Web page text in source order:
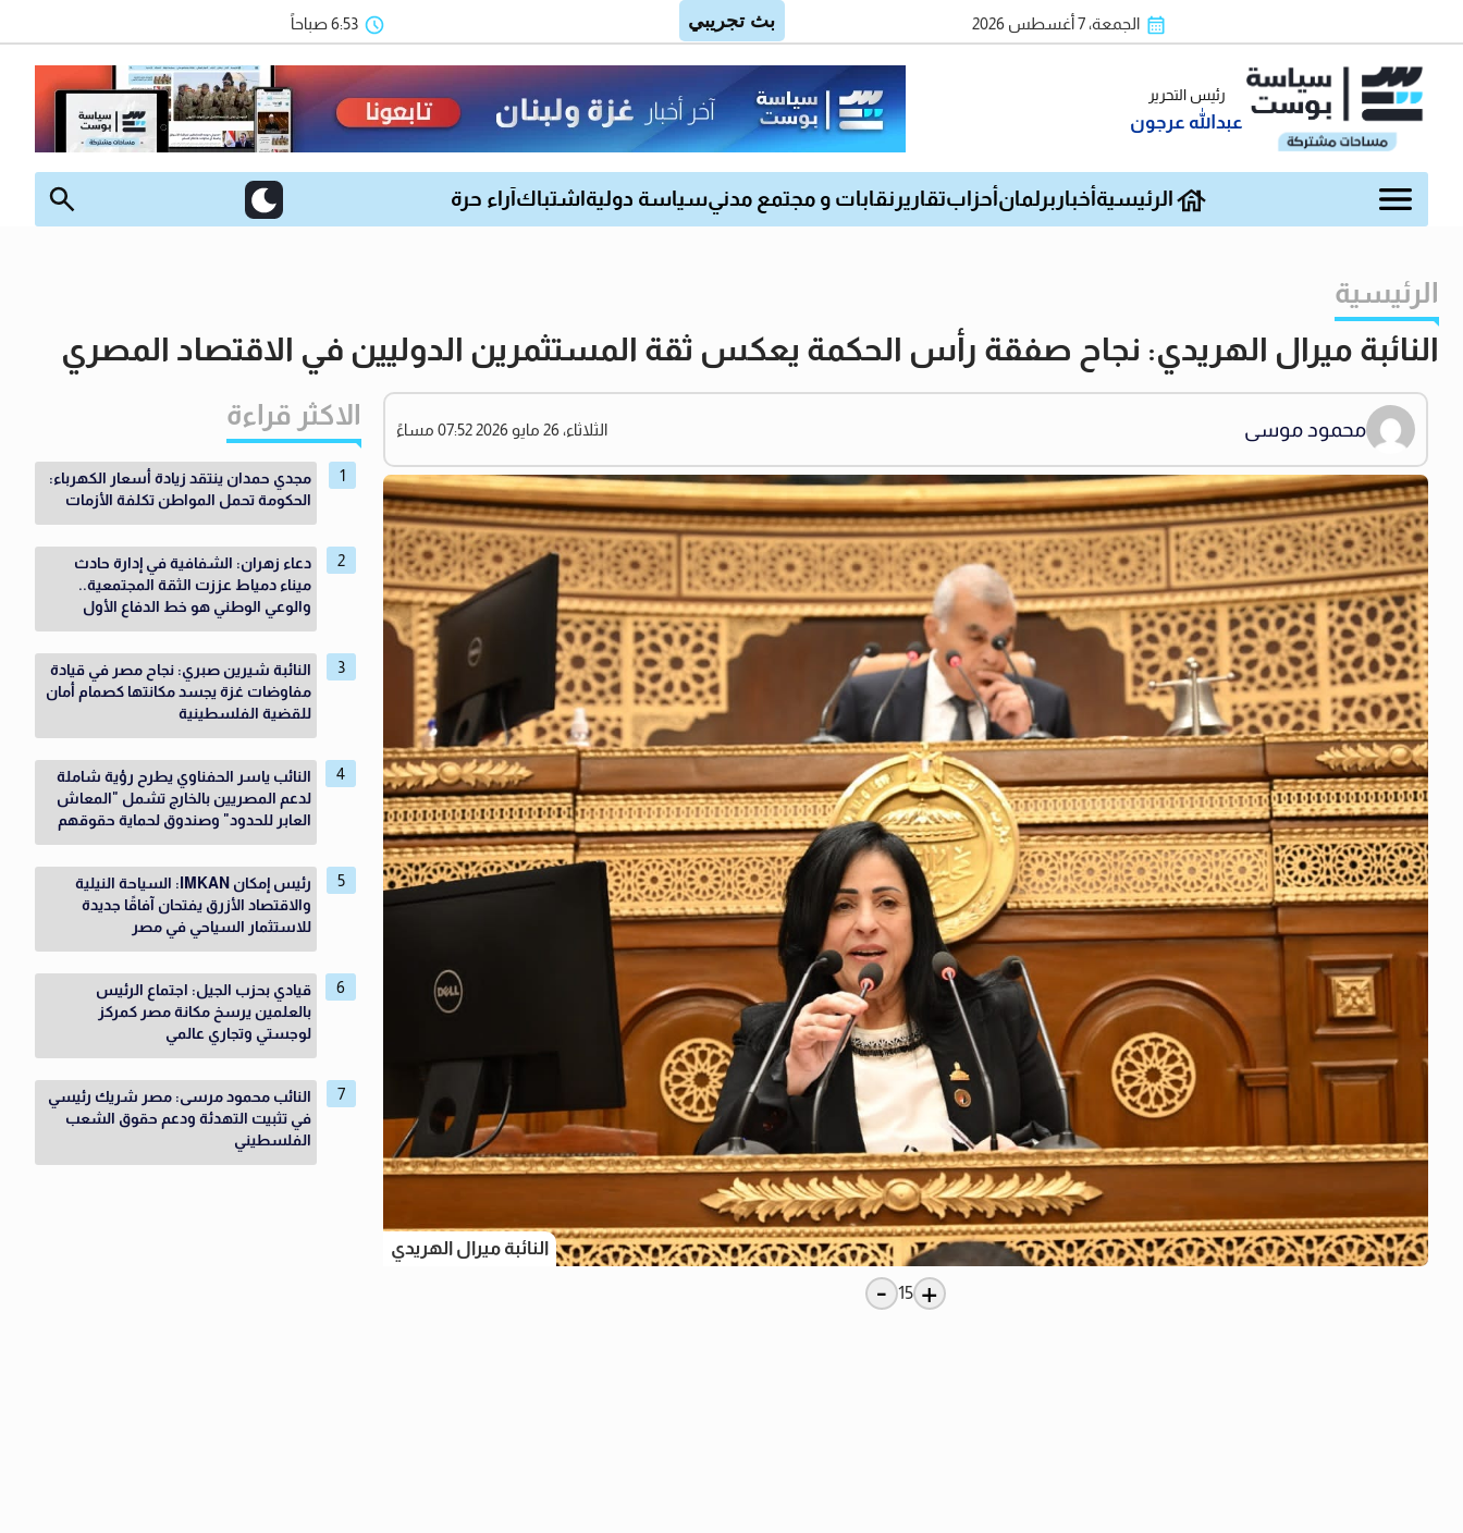
الجمعة، 7 أغسطس 2026 6:53 صباحاً
رئيس التحرير
عبدالله عرجون
الرئيسية أخبار برلمان أحزابتقارير نقابات و مجتمع مدنيسياسة دولية اشتباك آراء حرة
الرئيسية
النائبة ميرال الهريدي: نجاح صفقة رأس الحكمة يعكس ثقة المستثمرين الدوليين في الاقتصاد المصري
محمود موسى الثلاثاء، 26 مايو 2026 07:52 مساءً
النائبة ميرال الهريدي
+
15
-
الاكثر قراءة
مجدي حمدان ينتقد زيادة أسعار الكهرباء:
الحكومة تحمل المواطن تكلفة الأزمات
دعاء زهران: الشفافية في إدارة حادث
ميناء دمياط عززت الثقة المجتمعية..
والوعي الوطني هو خط الدفاع الأول
النائبة شيرين صبري: نجاح مصر في قيادة
مفاوضات غزة يجسد مكانتها كصمام أمان
للقضية الفلسطينية
النائب ياسر الحفناوي يطرح رؤية شاملة
لدعم المصريين بالخارج تشمل "المعاش
العابر للحدود" وصندوق لحماية حقوقهم
رئيس إمكان IMKAN: السياحة النيلية
والاقتصاد الأزرق يفتحان آفاقًا جديدة
للاستثمار السياحي في مصر
قيادي بحزب الجيل: اجتماع الرئيس
بالعلمين يرسخ مكانة مصر كمركز
لوجستي وتجاري عالمي
النائب محمود مرسى: مصر شريك رئيسي
في تثبيت التهدئة ودعم حقوق الشعب
الفلسطيني